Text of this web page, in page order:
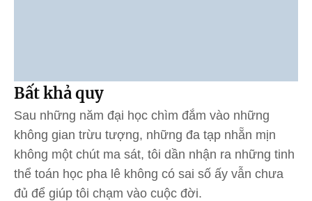
Bất khả quy
Sau những năm đại học chìm đắm vào những
không gian trừu tượng, những đa tạp nhẵn mịn
không một chút ma sát, tôi dần nhận ra những tinh
thể toán học pha lê không có sai số ấy vẫn chưa
đủ để giúp tôi chạm vào cuộc đời.